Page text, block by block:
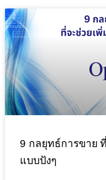
9 กลยุทธ์การขาย
แบบปังๆ